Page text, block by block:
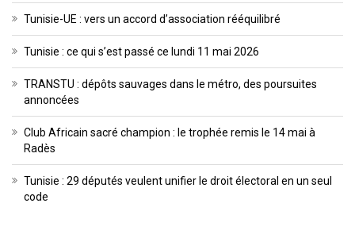
Tunisie-UE : vers un accord d’association rééquilibré
Tunisie : ce qui s’est passé ce lundi 11 mai 2026
TRANSTU : dépôts sauvages dans le métro, des poursuites
annoncées
Club Africain sacré champion : le trophée remis le 14 mai à
Radès
Tunisie : 29 députés veulent unifier le droit électoral en un seul
code